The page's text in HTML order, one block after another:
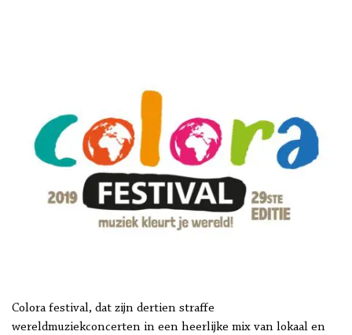
Colora festival, dat zijn dertien straffe
wereldmuziekconcerten in een heerlijke mix van lokaal en